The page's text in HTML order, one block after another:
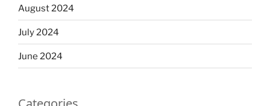
August 2024
July 2024
June 2024